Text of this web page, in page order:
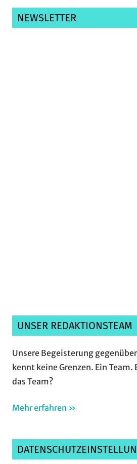
NEWSLETTER
UNSER REDAKTIONSTEAM
Unsere Begeisterung
kennt keine Grenzen. Ein Team.
das Team?
Mehr erfahren »